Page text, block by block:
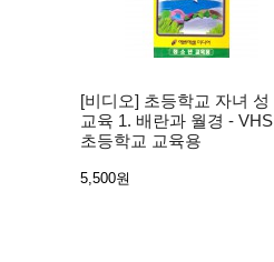
[비디오] 초등학교 자녀 성
교육 1. 배란과 월경 - VHS
초등학교 교육용
5,500원